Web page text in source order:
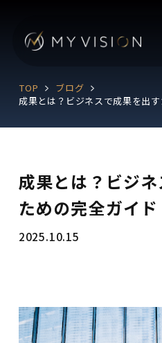
TOP
ブログ
成果とは？ビジネスで成果を出
成果とは？ビジ
ための完全ガイド
2025.10.15